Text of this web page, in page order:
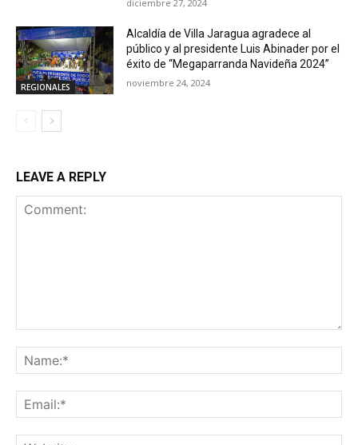
diciembre 27, 2024
REGIONALES
Alcaldía de Villa Jaragua agradece al
público y al presidente Luis Abinader por el
éxito de “Megaparranda Navideña 2024”
noviembre 24, 2024
LEAVE A REPLY